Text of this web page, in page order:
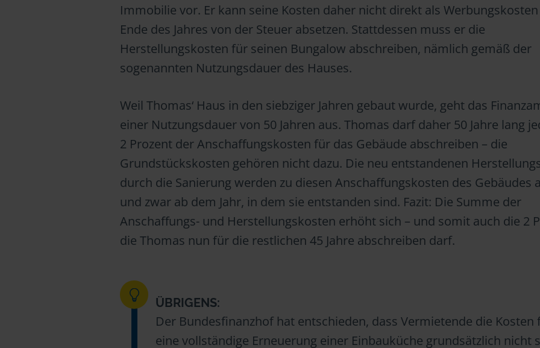
Immobilie vor. Er kann seine Kosten daher nicht direkt als
Ende des Jahres von der Steuer absetzen. Stattdessen muss er die
Herstellungskosten für seinen Bungalow abschreiben, nämlich gemäß der
sogenannten Nutzungsdauer des Hauses.
Weil Thomas‘ Haus in den siebziger Jahren gebaut wurde, geht das
einer Nutzungsdauer von 50 Jahren aus. Thomas darf daher 50 Jahre lang
2 Prozent der Anschaffungskosten für das Gebäude abschreiben – die
Grundstückskosten gehören nicht dazu. Die neu entstandenen
durch die Sanierung werden zu diesen Anschaffungskosten des Gebäudes
und zwar ab dem Jahr, in dem sie entstanden sind. Fazit: Die Summe der
Anschaffungs- und Herstellungskosten erhöht sich – und somit auch die 2
die Thomas nun für die restlichen 45 Jahre abschreiben darf.
ÜBRIGENS:
Der Bundesfinanzhof hat entschieden, dass Vermietende die Kosten
eine vollständige Erneuerung einer Einbauküche grundsätzlich nicht